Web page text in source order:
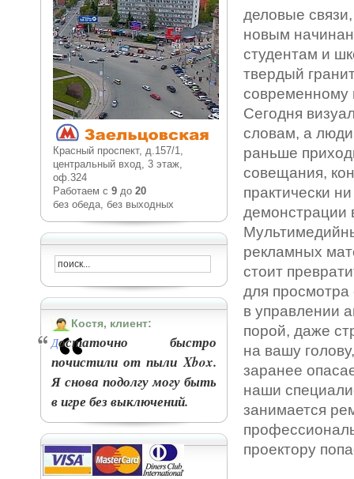
Красный проспект, д.157/1,
центральный вход, 3 этаж,
оф.324
Работаем с 9до 20
без обеда, без выходных
Костя, клиент:
Достаточно быстро
почистили от пыли Xbox.
Я снова подолгу могу быть
в игре без выключений.
деловые
новым
студентам и
твердый
современному
Сегодня
словам, а люди
раньше
совещания,
практически
демонстрации
рекламных
стоит
для просмотра
в управлении
порой, даже
на вашу
заранее
наши
занимается
проектору